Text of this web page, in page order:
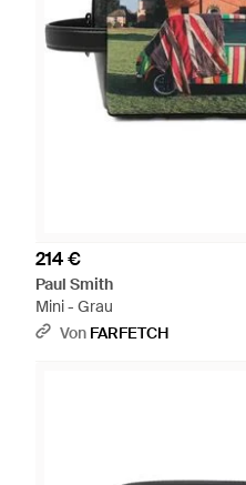
214 €
Paul Smith
Mini - Grau
Von FARFETCH